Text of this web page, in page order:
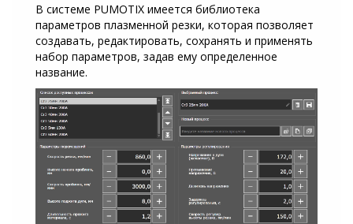
В системе PUMOTIX имеется библиотека
параметров плазменной резки, которая позволяет
создавать, редактировать, сохранять и применять
набор параметров, задав ему определенное
название.